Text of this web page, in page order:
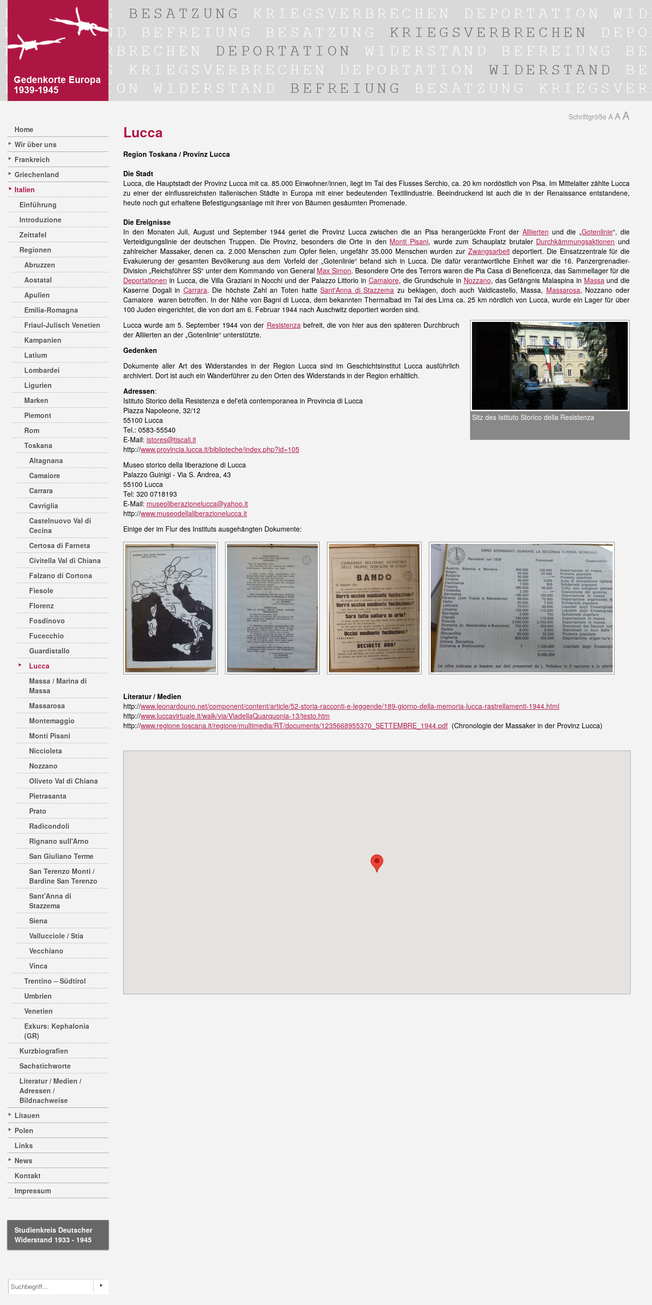
Home
Wir über uns
Frankreich
Griechenland
Italien
Einführung
Introduzione
Zeittafel
Regionen
Abruzzen
Aostatal
Apulien
Emilia-Romagna
Friaul-Julisch Venetien
Kampanien
Latium
Lombardei
Ligurien
Marken
Piemont
Rom
Toskana
Altagnana
Camaiore
Carrara
Cavriglia
Castelnuovo Val di
Cecina
Certosa di Farneta
Civitella Val di Chiana
Falzano di Cortona
Fiesole
Florenz
Fosdinovo
Fucecchio
Guardistallo
Lucca
Massa / Marina di
Massa
Massarosa
Montemaggio
Monti Pisani
Niccioleta
Nozzano
Oliveto Val di Chiana
Pietrasanta
Prato
Radicondoli
Rignano sull'Arno
San Giuliano Terme
San Terenzo Monti /
Bardine San Terenzo
Sant'Anna di
Stazzema
Siena
Vallucciole / Stia
Vecchiano
Vinca
Trentino – Südtirol
Umbrien
Venetien
Exkurs: Kephalonia
(GR)
Kurzbiografien
Sachstichworte
Literatur / Medien /
Adressen /
Bildnachweise
Litauen
Polen
Links
News
Kontakt
Impressum
Studienkreis Deutscher
Widerstand 1933 - 1945
Schriftgröße A A A
Lucca
Region Toskana / Provinz Lucca
Die Stadt
Lucca, die Hauptstadt der Provinz Lucca mit ca. 85.000 Einwohner/innen, liegt im Tal des Flusses Serchio, ca. 20 km nordöstlich von Pisa. Im Mittelalter zählte Lucca
zu einer der einflussreichsten italienischen Städte in Europa mit einer bedeutenden Textilindustrie. Beeindruckend ist auch die in der Renaissance entstandene,
heute noch gut erhaltene Befestigungsanlage mit ihrer von Bäumen gesäumten Promenade.
Die Ereignisse
In den Monaten Juli, August und September 1944 geriet die Provinz Lucca zwischen die an Pisa herangerückte Front der Alliierten und die „Gotenlinie“, die
Verteidigungslinie der deutschen Truppen. Die Provinz, besonders die Orte in den Monti Pisani, wurde zum Schauplatz brutaler Durchkämmungsaktionen und
zahlreicher Massaker, denen ca. 2.000 Menschen zum Opfer fielen, ungefähr 35.000 Menschen wurden zur Zwangsarbeitdeportiert. Die Einsatzzentrale für die
Evakuierung der gesamten Bevölkerung aus dem Vorfeld der „Gotenlinie“ befand sich in Lucca. Die dafür verantwortliche Einheit war die 16. Panzergrenadier-
Division „Reichsführer SS“ unter dem Kommando von General Max Simon. Besondere Orte des Terrors waren die Pia Casa di Beneficenza, das Sammellager für die
Deportationen in Lucca, die Villa Graziani in Nocchi und der Palazzo Littorio in Camaiore, die Grundschule in Nozzano, das Gefängnis Malaspina in Massa und die
Kaserne Dogali in Carrara. Die höchste Zahl an Toten hatteSant'Anna di Stazzema zu beklagen, doch auch Valdicastello, Massa, Massarosa, Nozzano oder
Camaiore waren betroffen. In der Nähe von Bagni di Lucca, dem bekannten Thermalbad im Tal des Lima ca. 25 km nördlich von Lucca, wurde ein Lager für über
100 Juden eingerichtet, die von dort am 6. Februar 1944 nach Auschwitz deportiert worden sind.
Sitz des Istituto Storico della Resistenza
Lucca wurde am 5. September 1944 von der Resistenzabefreit, die von hier aus den späteren Durchbruch
der Alliierten an der „Gotenlinie“ unterstützte.
Gedenken
Dokumente aller Art des Widerstandes in der Region Lucca sind im Geschichtsinstitut Lucca ausführlich
archiviert. Dort ist auch ein Wanderführer zu den Orten des Widerstands in der Region erhältlich.
Adressen:
Istituto Storico della Resistenza e del'età contemporanea in Provincia di Lucca
Piazza Napoleone, 32/12
55100 Lucca
Tel.: 0583-55540
E-Mail: istores@tiscali.it
http://www.provincia.lucca.it/biblioteche/index.php?id=105
Museo storico della liberazione di Lucca
Palazzo Guinigi - Via S. Andrea, 43
55100 Lucca
Tel: 320 0718193
E-Mail: museoliberazionelucca@yahoo.it
http://www.museodellaliberazionelucca.it
Einige der im Flur des Instituts ausgehängten Dokumente:
Literatur / Medien
http://www.leonardouno.net/component/content/article/52-storia-racconti-e-leggende/189-giorno-della-memoria-lucca-rastrellamenti-1944.html
http://www.luccavirtuale.it/walk/via/ViadellaQuarquonia-13/testo.htm
http://www.regione.toscana.it/regione/multimedia/RT/documents/1235668955370_SETTEMBRE_1944.pdf (Chronologie der Massaker in der Provinz Lucca)